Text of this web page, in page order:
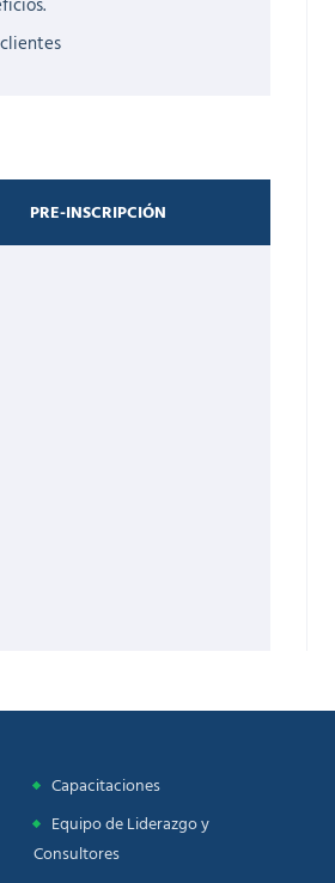
PRE-INSCRIPCIÓN
Capacitaciones
Equipo de Liderazgo y
Consultores